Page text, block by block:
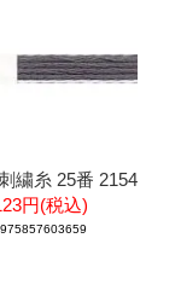
繍糸 25番 2154
円(税込)